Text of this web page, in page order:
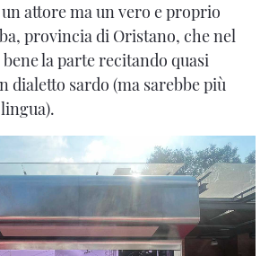
attore ma un vero e proprio
provincia di Oristano, che nel
la parte recitando quasi
dialetto sardo (ma sarebbe più